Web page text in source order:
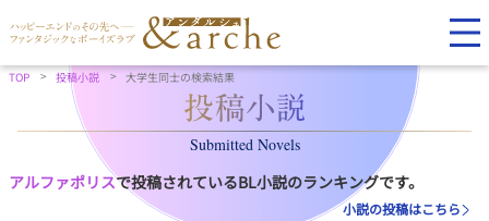
TOP 投稿小説 大学生同士の検索結果
Submitted Novels
アルファポリスで投稿されているBL小説のランキングです。
小説の投稿はこちら